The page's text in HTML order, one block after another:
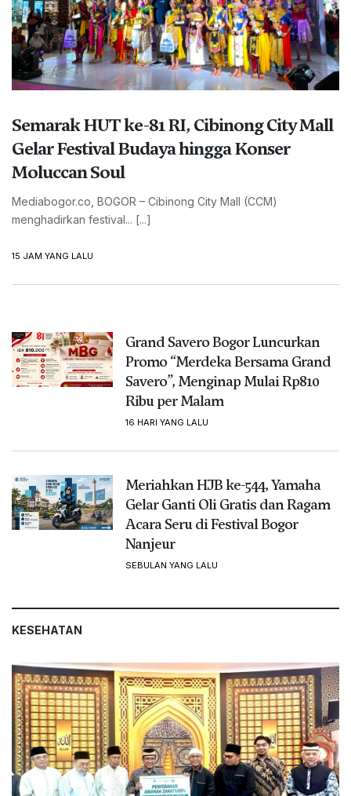
Semarak HUT ke-81 RI, Cibinong City Mall
Gelar Festival Budaya hingga Konser
Moluccan Soul
Mediabogor.co, BOGOR – Cibinong City Mall (CCM)
menghadirkan festival... [...]
15 JAM YANG LALU
Grand Savero Bogor Luncurkan
Promo “Merdeka Bersama Grand
Savero”, Menginap Mulai Rp810
Ribu per Malam
16 HARI YANG LALU
Meriahkan HJB ke-544, Yamaha
Gelar Ganti Oli Gratis dan Ragam
Acara Seru di Festival Bogor
Nanjeur
SEBULAN YANG LALU
KESEHATAN